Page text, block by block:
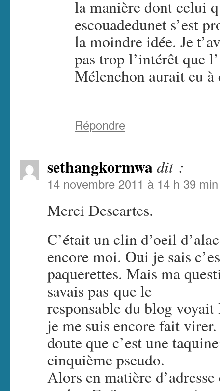
la manière dont celui
escouadedunet s’est
la moindre idée. Je
pas trop l’intérêt que
Mélenchon aurait eu
Répondre
sethangkormwadit :
14 novembre 2011 à 14 h 39 min
Merci Descartes.
C’était un clin d’oeil
encore moi. Oui je sais
paquerettes. Mais ma
savais pas que le
responsable du blog
je me suis encore fait
doute que c’est une
cinquième pseudo.
Alors en matière